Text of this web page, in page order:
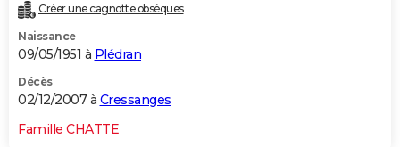
Créer une cagnotte obsèques
Naissance
09/05/1951 à Plédran
Décès
02/12/2007 à Cressanges
Famille CHATTE